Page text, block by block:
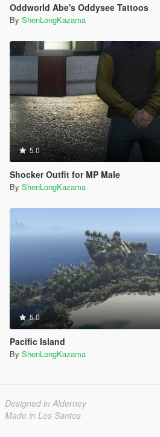
Oddworld Abe's Oddysee Tattoos
By ShenLongKazama
5.0
Shocker Outfit for MP Male
By ShenLongKazama
5.0
Pacific Island
By ShenLongKazama
Designed in Alderney
Made in Los Santos